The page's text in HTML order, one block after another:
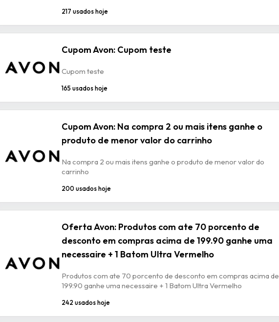
217 usados hoje
Cupom Avon: Cupom teste
Cupom teste
165 usados hoje
Cupom Avon: Na compra 2 ou mais itens ganhe o
produto de menor valor do carrinho
Na compra 2 ou mais itens ganhe o produto de menor valor do
carrinho
200 usados hoje
Oferta Avon: Produtos com ate 70 porcento de
desconto em compras acima de 199.90 ganhe uma
necessaire + 1 Batom Ultra Vermelho
Produtos com ate 70 porcento de desconto em compras acima de
199.90 ganhe uma necessaire + 1 Batom Ultra Vermelho
242 usados hoje